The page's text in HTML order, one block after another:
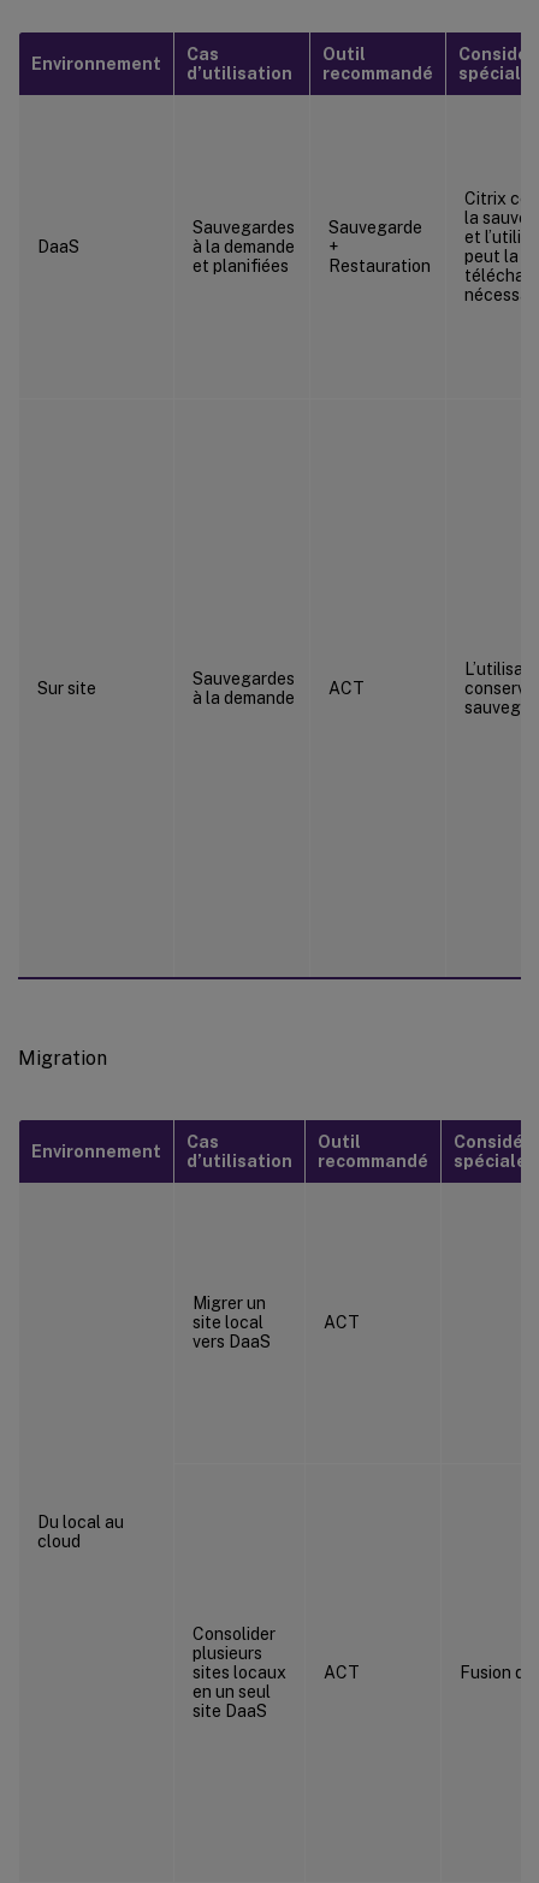
Environnement
Cas
d’utilisation
Outil
recommandé
DaaS
Sauvegardes
à la demande
et planifiées
Sauvegarde
+
Restauration
Citrix
la
et
peut la
Sur site
Sauvegardes
à la demande
ACT
conserve
Migration
Environnement
Cas
d’utilisation
Outil
recommandé
spéciales
Du local au
cloud
Migrer un
site local
vers DaaS
ACT
Consolider
plusieurs
sites locaux
en un seul
site DaaS
ACT Fusion